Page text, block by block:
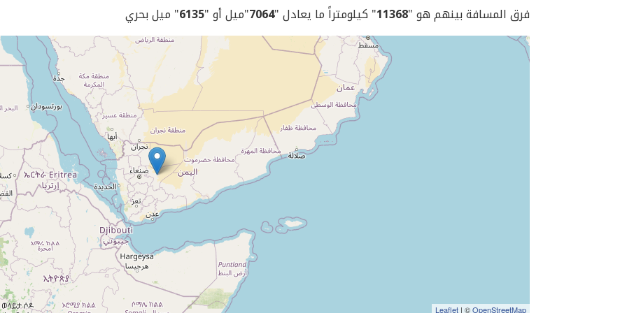
فرق المسافة بينهم هو "11368" كيلومتراً ما يعادل "7064"ميل أو "6135" ميل بحري
Leaflet | ©OpenStreetMap